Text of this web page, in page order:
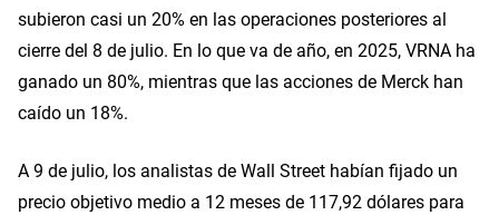
subieron casi un 20% en las operaciones posteriores al
cierre del 8 de julio. En lo que va de año, en 2025, VRNA ha
ganado un 80%, mientras que las acciones de Merck han
caído un 18%.
A 9 de julio, los analistas de Wall Street habían fijado un
precio objetivo medio a 12 meses de 117,92 dólares para